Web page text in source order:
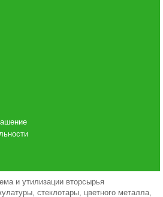
и утилизации вторсырья
стеклотары, цветного металла,